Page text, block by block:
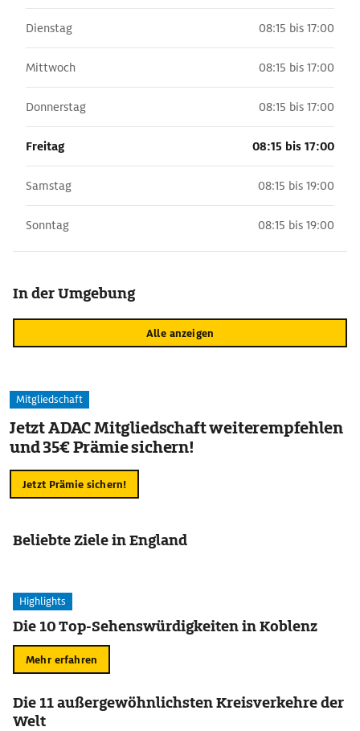
Dienstag 08:15 bis 17:00
Mittwoch 08:15 bis 17:00
Donnerstag 08:15 bis 17:00
Freitag 08:15 bis 17:00
Samstag 08:15 bis 19:00
Sonntag 08:15 bis 19:00
In der Umgebung
Alle anzeigen
Mitgliedschaft
Jetzt ADAC Mitgliedschaft weiterempfehlen
und 35€ Prämie sichern!
Jetzt Prämie sichern!
Beliebte Ziele in England
Highlights
Die 10 Top-Sehenswürdigkeiten in Koblenz
Mehr erfahren
Die 11 außergewöhnlichsten Kreisverkehre der
Welt